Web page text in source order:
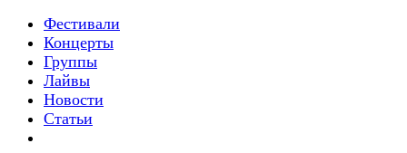
Фестивали
Концерты
Группы
Лайвы
Новости
Статьи